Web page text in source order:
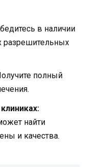
в наличии
разрешительных
полный
найти
и качества.